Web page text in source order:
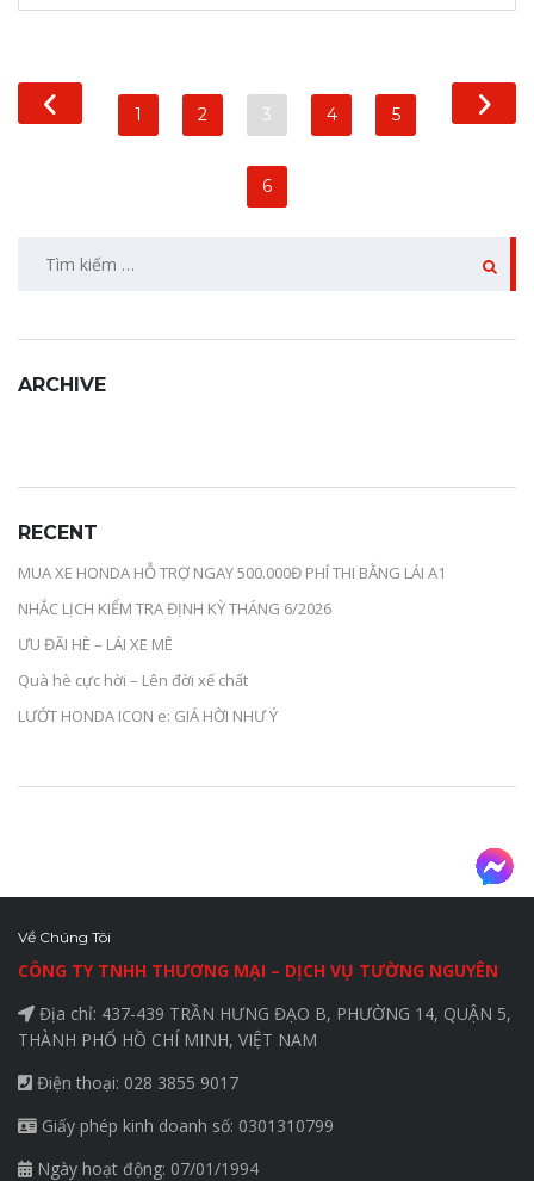
1 2 3 4 5
6
ARCHIVE
RECENT
MUA XE HONDA HỖ TRỢ NGAY 500.000Đ PHÍ THI BẰNG LÁI A1
NHẮC LỊCH KIỂM TRA ĐỊNH KỲ THÁNG 6/2026
ƯU ĐÃI HÈ – LÁI XE MÊ
Quà hè cực hời – Lên đời xế chất
LƯỚT HONDA ICON e: GIÁ HỜI NHƯ Ý
Về Chúng Tôi
CÔNG TY TNHH THƯƠNG MẠI – DỊCH VỤ TƯỜNG NGUYÊN
Địa chỉ: 437-439 TRẦN HƯNG ĐẠO B, PHƯỜNG 14, QUẬN 5,
THÀNH PHỐ HỒ CHÍ MINH, VIỆT NAM
Điện thoại: 028 3855 9017
Giấy phép kinh doanh số: 0301310799
Ngày hoạt động: 07/01/1994